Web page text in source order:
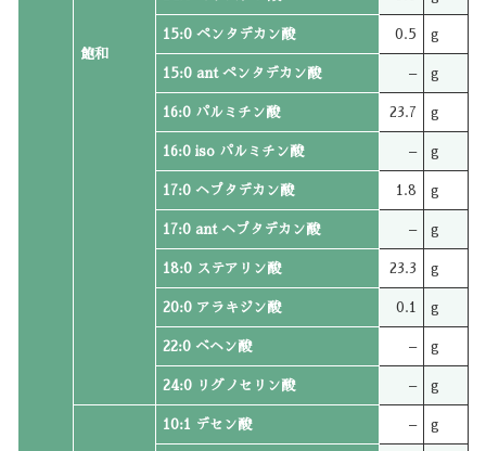
飽和
15:0 ペンタデカン酸 0.5 g
15:0 ant ペンタデカン酸 – g
16:0 パルミチン酸 23.7 g
16:0 iso パルミチン酸 – g
17:0 ヘプタデカン酸 1.8 g
17:0 ant ヘプタデカン酸 – g
18:0 ステアリン酸 23.3 g
20:0 アラキジン酸 0.1 g
22:0 ベヘン酸 – g
24:0 リグノセリン酸 – g
10:1 デセン酸 – g